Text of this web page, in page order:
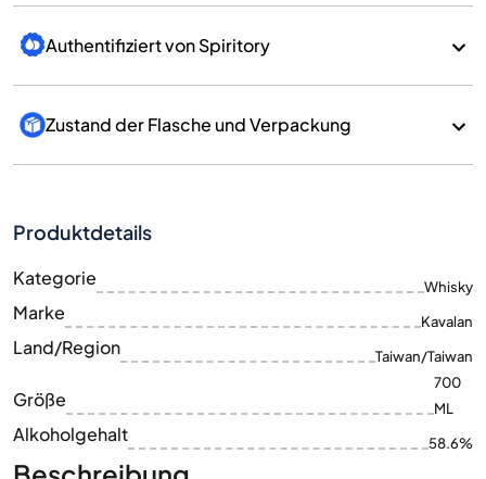
Authentifiziert von Spiritory
Zustand der Flasche und Verpackung
Produktdetails
Kategorie Whisky
Marke Kavalan
Land/Region Taiwan/Taiwan
Größe
700
ML
Alkoholgehalt 58.6%